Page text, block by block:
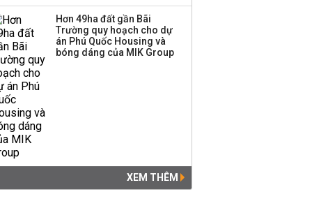
Hơn 49ha đất gần Bãi
Trường quy hoạch cho dự
án Phú Quốc Housing và
bóng dáng của MIK Group
XEM THÊM